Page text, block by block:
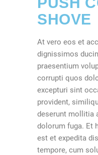
SHOVE
At vero eos et
dignissimos
praesentium
corrupti quos
excepturi sint
provident,
deserunt mollitia
dolorum fuga. Et
est et expedita
tempore, cum